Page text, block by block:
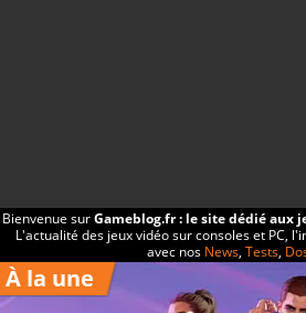
Bienvenue surGameblog.fr : le site dédié aux
L'actualité des jeux vidéo sur consoles et PC,
avec nos News, Tests,
À la une